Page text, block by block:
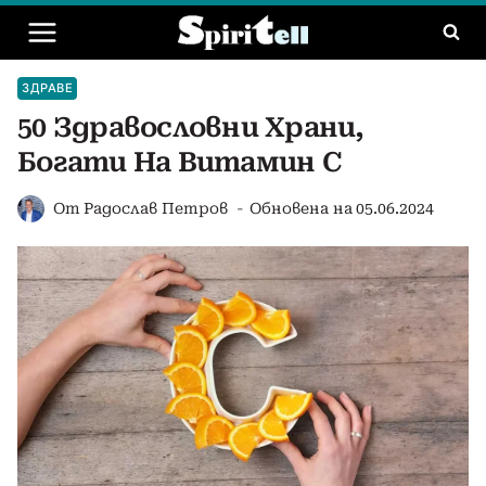
Към
съдържанието
ЗДРАВЕ
50 Здравословни Храни,
Богати На Витамин С
От Радослав Петров Обновена на 05.06.2024